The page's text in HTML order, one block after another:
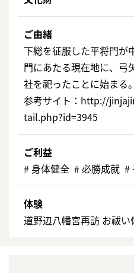
ご由緒
下総を征服した平将門が
門にあたる現在地に、弓
社を祀ったことに始まる。
参考サイト：http://
tail.php?id=3945
ご利益
# ⾝体健全 # 必勝成就 #
体験
道野辺八幡宮再訪 お祓い